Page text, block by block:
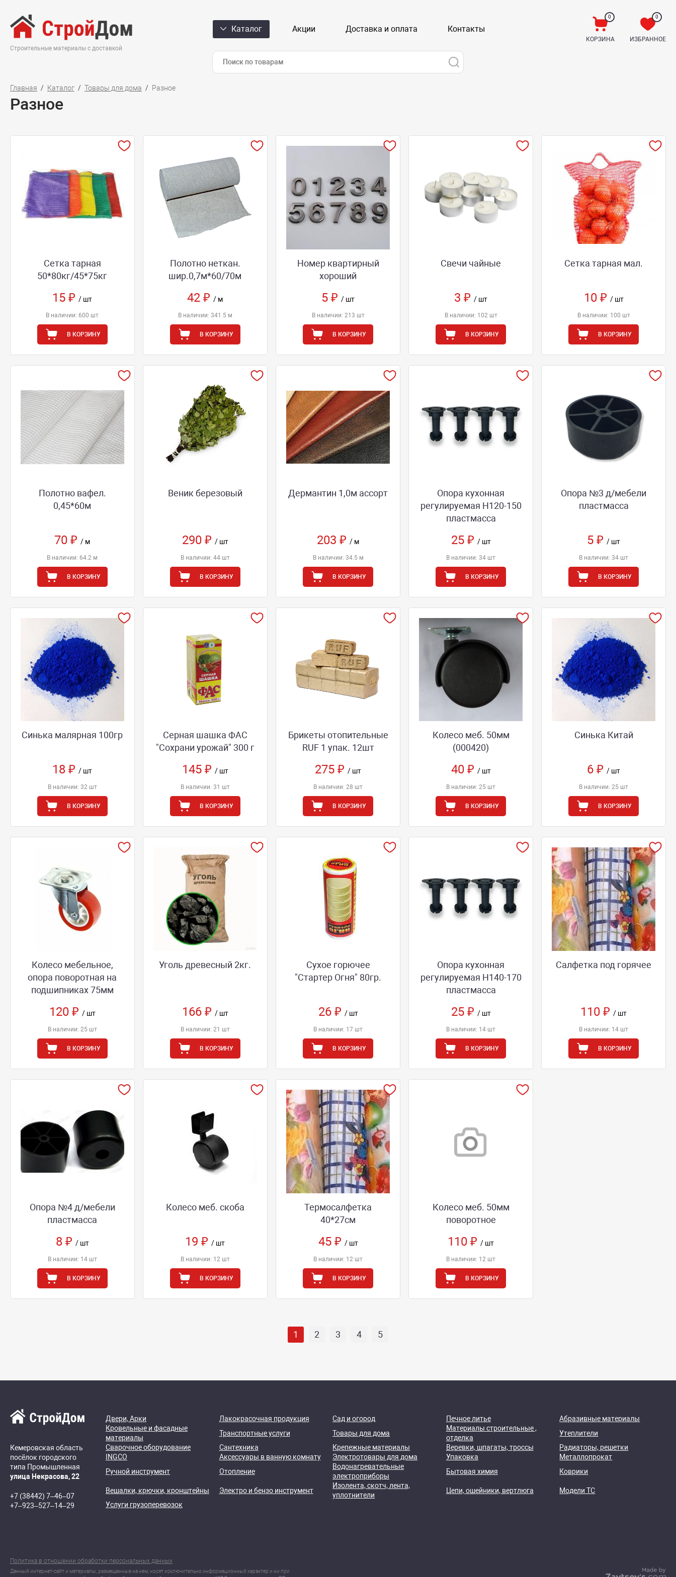
Строительные материалы с доставкой
Каталог Акции Доставка и оплата Контакты
0
КОРЗИНА
0
ИЗБРАННОЕ
Главная Каталог Товары для дома Разное
Разное
Сетка тарная
50*80кг/45*75кг
15 ₽/ шт
В наличии: 600 шт
В КОРЗИНУ
Полотно неткан.
шир.0,7м*60/70м
42 ₽/ м
В наличии: 341.5 м
В КОРЗИНУ
Номер квартирный
хороший
5 ₽ / шт
В наличии: 213 шт
В КОРЗИНУ
Свечи чайные
3 ₽/ шт
В наличии: 102 шт
В КОРЗИНУ
Сетка тарная мал.
10 ₽ / шт
В наличии: 100 шт
В КОРЗИНУ
Полотно вафел.
0,45*60м
70 ₽/ м
В наличии: 64.2 м
В КОРЗИНУ
Веник березовый
290 ₽ / шт
В наличии: 44 шт
В КОРЗИНУ
Дермантин 1,0м ассорт
203 ₽ / м
В наличии: 34.5 м
В КОРЗИНУ
Опора кухонная
регулируемая Н120-150
пластмасса
25 ₽ / шт
В наличии: 34 шт
В КОРЗИНУ
Опора №3 д/мебели
пластмасса
5 ₽/ шт
В наличии: 34 шт
В КОРЗИНУ
Синька малярная 100гр
18 ₽/ шт
В наличии: 32 шт
В КОРЗИНУ
Серная шашка ФАС
"Сохрани урожай" 300 г
145 ₽ / шт
В наличии: 31 шт
В КОРЗИНУ
Брикеты отопительные
RUF 1 упак. 12шт
275 ₽ / шт
В наличии: 28 шт
В КОРЗИНУ
Колесо меб. 50мм
(000420)
40 ₽ / шт
В наличии: 25 шт
В КОРЗИНУ
Синька Китай
6 ₽/ шт
В наличии: 25 шт
В КОРЗИНУ
Колесо мебельное,
опора поворотная на
подшипниках 75мм
120 ₽ / шт
В наличии: 25 шт
В КОРЗИНУ
Уголь древесный 2кг.
166 ₽ / шт
В наличии: 21 шт
В КОРЗИНУ
Сухое горючее
"Стартер Огня" 80гр.
26 ₽ / шт
В наличии: 17 шт
В КОРЗИНУ
Опора кухонная
регулируемая Н140-170
пластмасса
25 ₽ / шт
В наличии: 14 шт
В КОРЗИНУ
Салфетка под горячее
110 ₽/ шт
В наличии: 14 шт
В КОРЗИНУ
Опора №4 д/мебели
пластмасса
8 ₽ / шт
В наличии: 14 шт
В КОРЗИНУ
Колесо меб. скоба
19 ₽/ шт
В наличии: 12 шт
В КОРЗИНУ
Термосалфетка
40*27см
45 ₽ / шт
В наличии: 12 шт
В КОРЗИНУ
Колесо меб. 50мм
поворотное
110 ₽/ шт
В наличии: 12 шт
В КОРЗИНУ
1 2 3 4 5
Кемеровская область
посёлок городского
типа Промышленная
улица Некрасова, 22
+7 (38442) 7‒46‒07
+7‒923‒527‒14‒29
Двери, Арки Лакокрасочная продукция Сад и огород Печное литье
Абразивные материалы
Кровельные и фасадные
материалы
Транспортные услуги Товары для дома
Материалы строительные ,
отделка
Утеплители
Сварочное оборудование
Сантехника Крепежные материалы Веревки, шпагаты, троссы
Радиаторы, решетки
INGCO
Аксессуары в ванную комнату Электротовары для дома Упаковка
Металлопрокат
Ручной инструмент
Отопление
Водонагревательные
электроприборы
Бытовая химия Коврики
Вешалки, крючки, кронштейны Электро и бензо инструмент
Изолента, скотч, лента,
уплотнители
Цепи, ошейники, вертлюга
Модели ТС
Услуги грузоперевозок
Политика в отношении обработки персональных данных
Данный интернет-сайт и материалы, размещенные на нем, носят исключительно информационный характер и ни при